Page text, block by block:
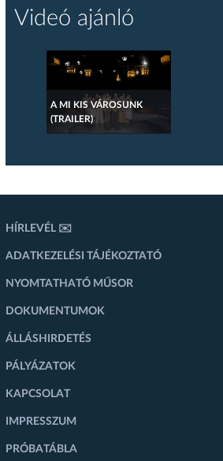
Videó ajánló
A MI KIS VÁROSUNK
(TRAILER)
HÍRLEVÉL ✉️
ADATKEZELÉSI TÁJÉKOZTATÓ
NYOMTATHATÓ MŰSOR
DOKUMENTUMOK
ÁLLÁSHIRDETÉS
PÁLYÁZATOK
KAPCSOLAT
IMPRESSZUM
PRÓBATÁBLA